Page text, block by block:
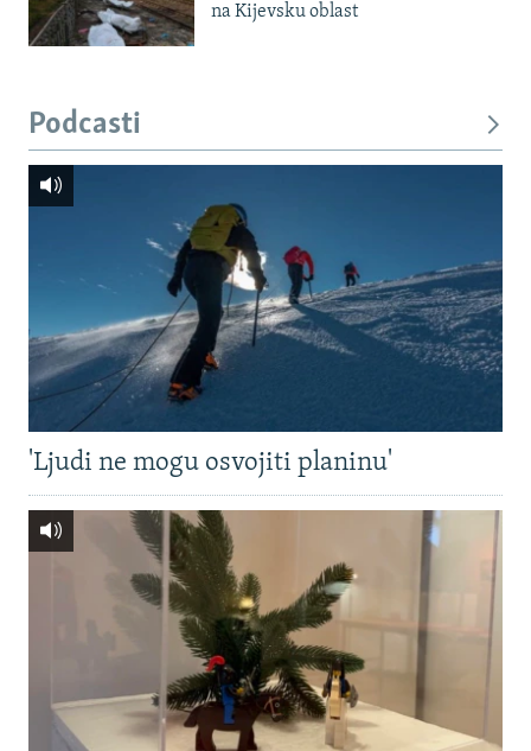
na Kijevsku oblast
Podcasti
'Ljudi ne mogu osvojiti planinu'